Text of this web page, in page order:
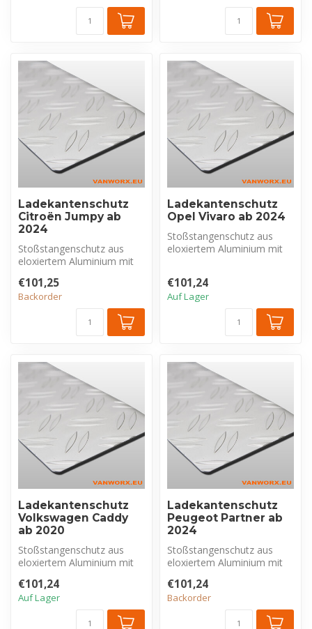
Ladekantenschutz
Citroën Jumpy ab
2024
Stoßstangenschutz aus
eloxiertem Aluminium mit
C...
€101,25
Backorder
Ladekantenschutz
Opel Vivaro ab 2024
Stoßstangenschutz aus
eloxiertem Aluminium mit
€101,24
Auf Lager
Ladekantenschutz
Volkswagen Caddy
ab 2020
Stoßstangenschutz aus
eloxiertem Aluminium mit
V...
€101,24
Auf Lager
Ladekantenschutz
Peugeot Partner ab
2024
Stoßstangenschutz aus
eloxiertem Aluminium mit
P...
€101,24
Backorder